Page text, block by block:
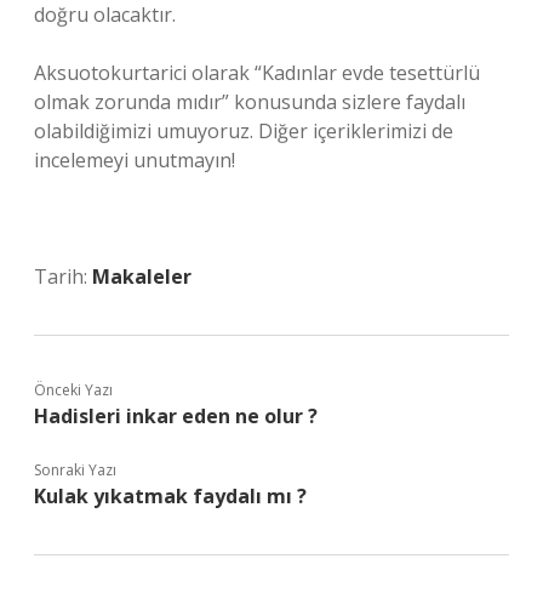
doğru olacaktır.
Aksuotokurtarici olarak “Kadınlar evde tesettürlü
olmak zorunda mıdır” konusunda sizlere faydalı
olabildiğimizi umuyoruz. Diğer içeriklerimizi de
incelemeyi unutmayın!
Tarih: Makaleler
Önceki Yazı
Hadisleri inkar eden ne olur ?
Sonraki Yazı
Kulak yıkatmak faydalı mı ?